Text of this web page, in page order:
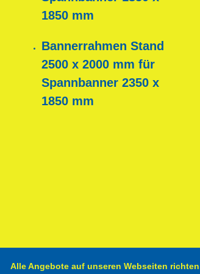
1850 mm
Bannerrahmen Stand
2500 x 2000 mm für
Spannbanner 2350 x
1850 mm
Alle Angebote auf unseren Webseiten